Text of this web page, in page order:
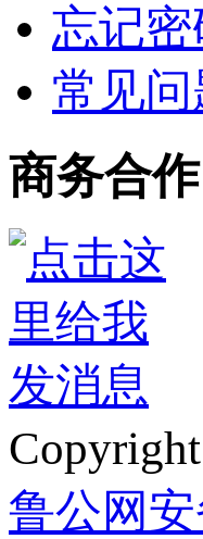
忘记密
常见问
商务合作
鲁公网安